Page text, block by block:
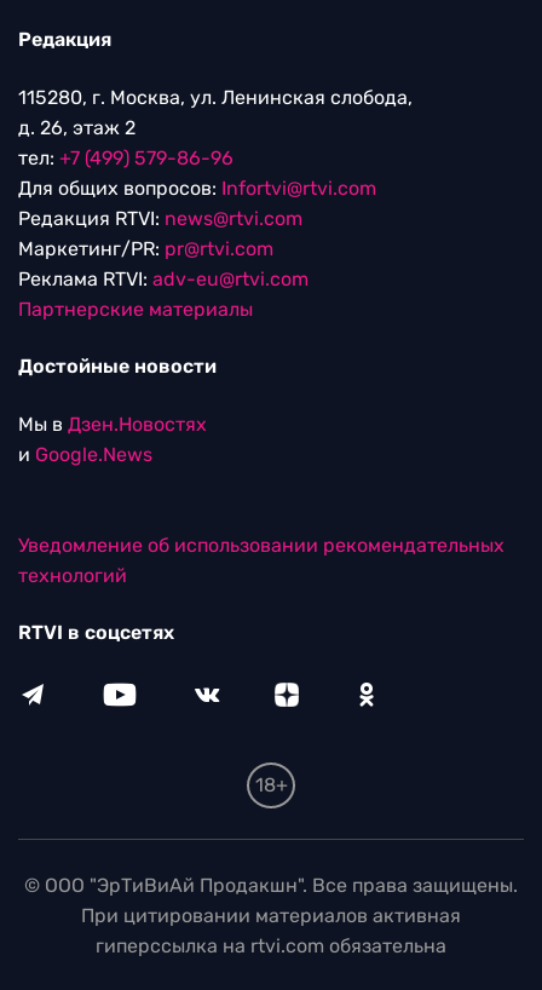
Редакция
115280, г. Москва, ул. Ленинская слобода,
д. 26, этаж 2
тел: +7 (499) 579-86-96
Для общих вопросов: Infortvi@rtvi.com
Редакция RTVI: news@rtvi.com
Маркетинг/PR: pr@rtvi.com
Реклама RTVI: adv-eu@rtvi.com
Партнерские материалы
Достойные новости
Мы в Дзен.Новостях
и Google.News
Уведомление об использовании рекомендательных
технологий
RTVI в соцсетях
18+
© ООО "ЭрТиВиАй Продакшн". Все права защищены.
При цитировании материалов активная
гиперссылка на rtvi.com обязательна